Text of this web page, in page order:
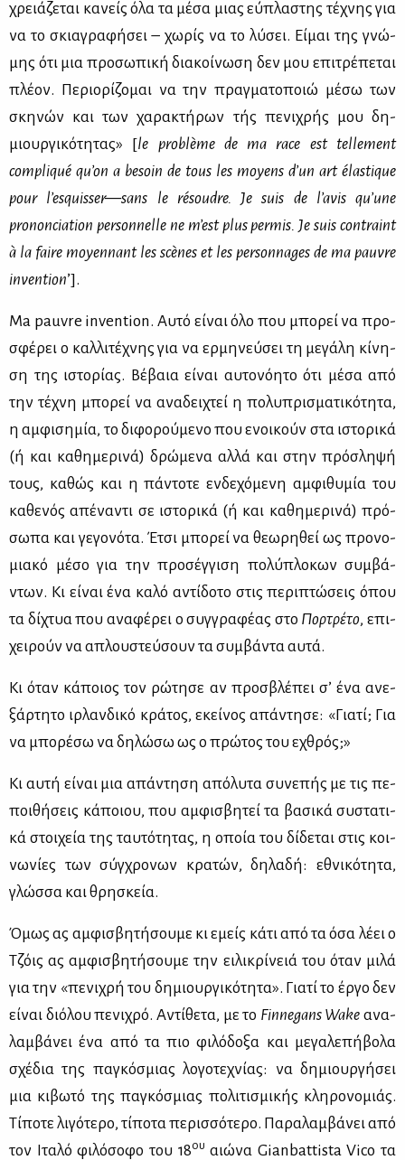
χρειά­ζε­ται κα­νείς όλα τα μέ­σα μιας εύ­πλα­στης τέ­χνης για
να το σκια­γρα­φή­σει – χω­ρίς να το λύ­σει. Εί­μαι της γνώ­
μης ότι μια προ­σω­πι­κή δια­κοί­νω­ση δεν μου επι­τρέ­πε­ται
πλέ­ον. Πε­ριο­ρί­ζο­μαι να την πραγ­μα­το­ποιώ μέ­σω των
σκη­νών και των χα­ρα­κτή­ρων τής πε­νι­χρής μου δη­
μιουρ­γι­κό­τη­τας» [le problème de ma race est tellement
compliqué qu’on a besoin de tous les moyens d’un artélastique
pour l’esquisser—sans le résoudre. Je suis de l’avis qu’une
prononciation personnelle ne m’est plus permis. Je suis contraint
à la faire moyennant les scènes et les personnages de ma pauvre
invention’].
Ma pauvre invention. Αυ­τό εί­ναι όλο που μπο­ρεί να προ­
σφέ­ρει ο καλ­λι­τέ­χνης για να ερ­μη­νεύ­σει τη με­γά­λη κί­νη­
ση της ιστο­ρί­ας. Βέ­βαια εί­ναι αυ­το­νό­η­το ότι μέ­σα από
την τέ­χνη μπο­ρεί να ανα­δει­χτεί η πο­λυ­πρι­σμα­τι­κό­τη­τα,
η αμ­φι­ση­μία, το δι­φο­ρού­με­νο που ενοι­κούν στα ιστο­ρι­κά
(ή και κα­θη­με­ρι­νά) δρώ­με­να αλ­λά και στην πρό­σλη­ψή
τους, κα­θώς και η πά­ντο­τε εν­δε­χό­με­νη αμ­φι­θυ­μία του
κα­θε­νός απέ­να­ντι σε ιστο­ρι­κά (ή και κα­θη­με­ρι­νά) πρό­
σω­πα και γε­γο­νό­τα. Έτσι μπο­ρεί να θε­ω­ρη­θεί ως προ­νο­
μια­κό μέ­σο για την προ­σέγ­γι­ση πο­λύ­πλο­κων συμ­βά­
ντων. Κι εί­ναι ένα κα­λό αντί­δο­το στις πε­ρι­πτώ­σεις όπου
τα δί­χτυα που ανα­φέ­ρει ο συγ­γρα­φέ­ας στο Πορ­τρέ­το, επι­
χει­ρούν να απλου­στεύ­σουν τα συμ­βά­ντα αυ­τά.
Κι όταν κά­ποιος τον ρώ­τη­σε αν προ­σβλέ­πει σ’ ένα ανε­
ξάρ­τη­το ιρ­λαν­δι­κό κρά­τος, εκεί­νος απά­ντη­σε: «Για­τί; Για
να μπο­ρέ­σω να δη­λώ­σω ως ο πρώ­τος του εχθρός;»
Κι αυ­τή εί­ναι μια απά­ντη­ση από­λυ­τα συ­νε­πής με τις πε­
ποι­θή­σεις κά­ποιου, που αμ­φι­σβη­τεί τα βα­σι­κά συ­στα­τι­
κά στοι­χεία της ταυ­τό­τη­τας, η οποία του δί­δε­ται στις κοι­
νω­νί­ες των σύγ­χρο­νων κρα­τών, δη­λα­δή: εθνι­κό­τη­τα,
γλώσ­σα και θρη­σκεία.
Όμως ας αμ­φι­σβη­τή­σου­με κι εμείς κά­τι από τα όσα λέ­ει ο
Τζόις ας αμ­φι­σβη­τή­σου­με την ει­λι­κρί­νειά του όταν μι­λά
για την «πε­νι­χρή του δη­μιουρ­γι­κό­τη­τα». Για­τί το έρ­γο δεν
εί­ναι διό­λου πε­νι­χρό. Αντί­θε­τα, με το Finnegans Wake ανα­
λαμ­βά­νει ένα από τα πιο φι­λό­δο­ξα και με­γα­λε­πή­βο­λα
σχέ­δια της πα­γκό­σμιας λο­γο­τε­χνί­ας: να δη­μιουρ­γή­σει
μια κι­βω­τό της πα­γκό­σμιας πο­λι­τι­σμι­κής κλη­ρο­νο­μιάς.
Τί­πο­τε λι­γό­τε­ρο, τί­πο­τα πε­ρισ­σό­τε­ρο. Πα­ρα­λαμ­βά­νει από
τον Ιτα­λό φι­λό­σο­φο του 18ου αιώ­να Gianbattista Vico τα